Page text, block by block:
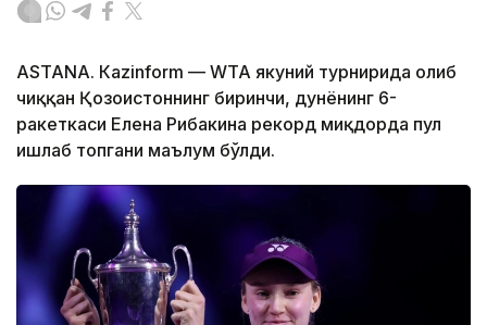
ASTANА. Кazinform — WТА якуний турнирида ғолиб
чиққан Қозоғистоннинг биринчи, дунёнинг 6-
ракеткаси Елена Рибакина рекорд миқдорда пул
ишлаб топгани маълум бўлди.